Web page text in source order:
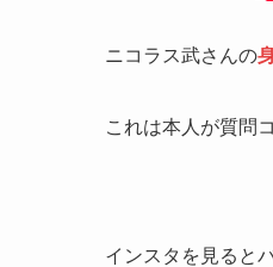
ニコラス武さんの
これは本人が質問
インスタを見ると